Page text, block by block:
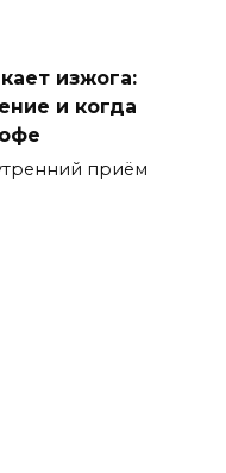
изжога:
и когда
приём